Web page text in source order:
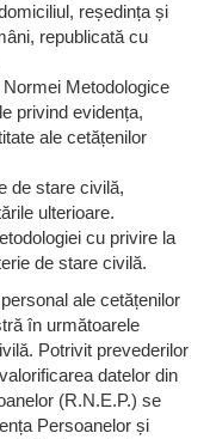
reședința și
republicată cu
Metodologice
privind evidența,
ale cetățenilor
de stare civilă,
ulterioare.
cu privire la
de stare civilă.
ale cetățenilor
în următoarele
Potrivit prevederilor
datelor din
(R.N.E.P.) se
Persoanelor și